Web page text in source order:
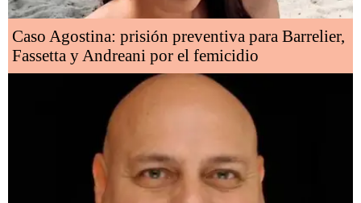
Caso Agostina: prisión preventiva para Barrelier,
Fassetta y Andreani por el femicidio